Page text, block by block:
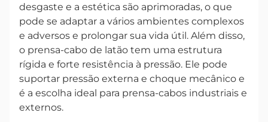
desgaste e a estética são aprimoradas, o que
pode se adaptar a vários ambientes complexos
e adversos e prolongar sua vida útil. Além disso,
o prensa-cabo de latão tem uma estrutura
rígida e forte resistência à pressão. Ele pode
suportar pressão externa e choque mecânico e
é a escolha ideal para prensa-cabos industriais e
externos.